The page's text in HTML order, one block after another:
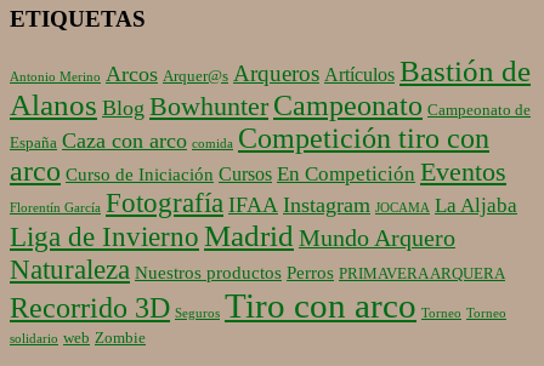
ETIQUETAS
Antonio Merino Arcos Arquer@s Arqueros Artículos Bastión de
Alanos Blog Bowhunter Campeonato Campeonato de
España Caza con arco comida Competición tiro con
arco Curso de Iniciación Cursos En Competición Eventos
Florentín García Fotografía IFAA Instagram JOCAMA La Aljaba
Liga de Invierno Madrid Mundo Arquero
Naturaleza Nuestros productos Perros PRIMAVERA ARQUERA
Recorrido 3D Seguros Tiro con arco Torneo Torneo
solidario web Zombie